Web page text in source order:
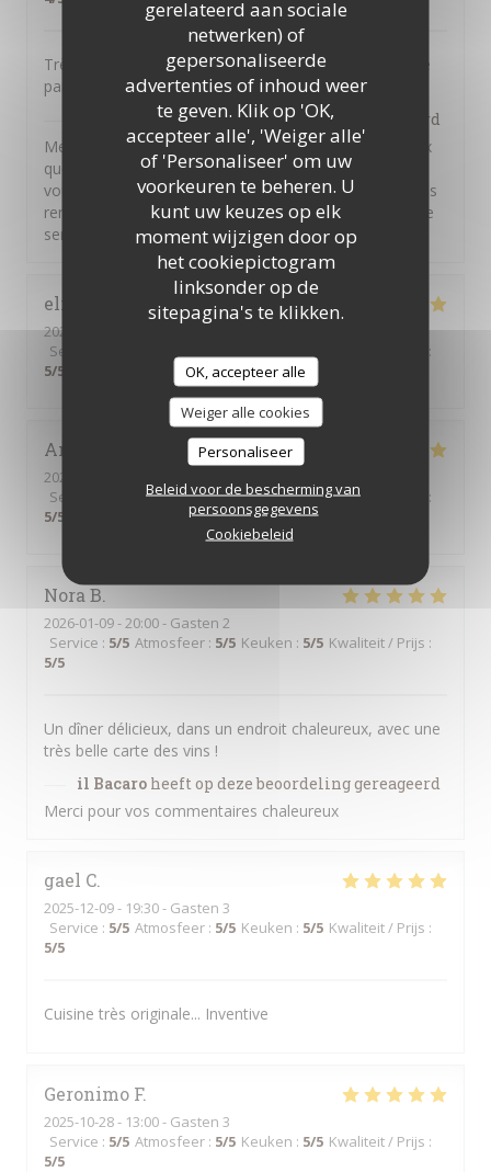
gerelateerd aan sociale
netwerken) of
gepersonaliseerde
advertenties of inhoud weer
te geven. Klik op 'OK,
accepteer alle', 'Weiger alle'
of 'Personaliseer' om uw
voorkeuren te beheren. U
kunt uw keuzes op elk
moment wijzigen door op
het cookiepictogram
linksonder op de
sitepagina's te klikken.
OK, accepteer alle
Weiger alle cookies
Personaliseer
Beleid voor de bescherming van
persoonsgegevens
Cookiebeleid
Très bons plats . Accueil très moyen , personnel qui ne
parle pas.
heeft op deze beoordeling gereageerd
Merci pour vos commentaires. Nous sommes heureux
que vous ayez apprécié nos plats. Il n'appartient qu'à
vous de solliciter notre personnel pour faire part de vos
remarques ou de vos questions, nous sommes à votre
service
elisabeth
2026-03-10
Service
:
5/5
Anna
2026-01-14
Service
Atmosfeer:5/5 Keuken:5/5 Kwaliteit / Prijs
:
5/5
Nora B
2026-01-09- 20:00 - Gasten 2
Service : 5/5 Atmosfeer : 5/5 Keuken : 5/5 Kwaliteit / Prijs :
5/5
Un dîner délicieux, dans un endroit chaleureux, avec une
très belle carte des vins !
il Bacaro heeft op deze beoordeling gereageerd
Merci pour vos commentaires chaleureux
gael C
2025-12-09- 19:30 - Gasten 3
Service : 5/5 Atmosfeer : 5/5 Keuken : 5/5 Kwaliteit / Prijs :
5/5
Cuisine très originale... Inventive
Geronimo F
2025-10-28- 13:00 - Gasten 3
Service : 5/5 Atmosfeer : 5/5 Keuken : 5/5 Kwaliteit / Prijs :
5/5